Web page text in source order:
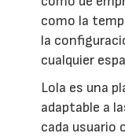
como la
la
cualquier
Lola es una
adaptable a
cada usuario